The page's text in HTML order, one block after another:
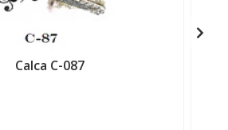
Calca C-087